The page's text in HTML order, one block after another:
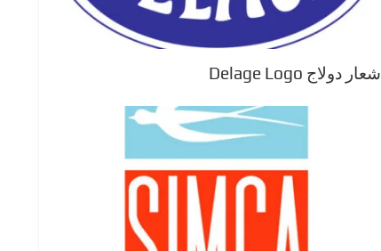
شعار دولاج Delage Logo